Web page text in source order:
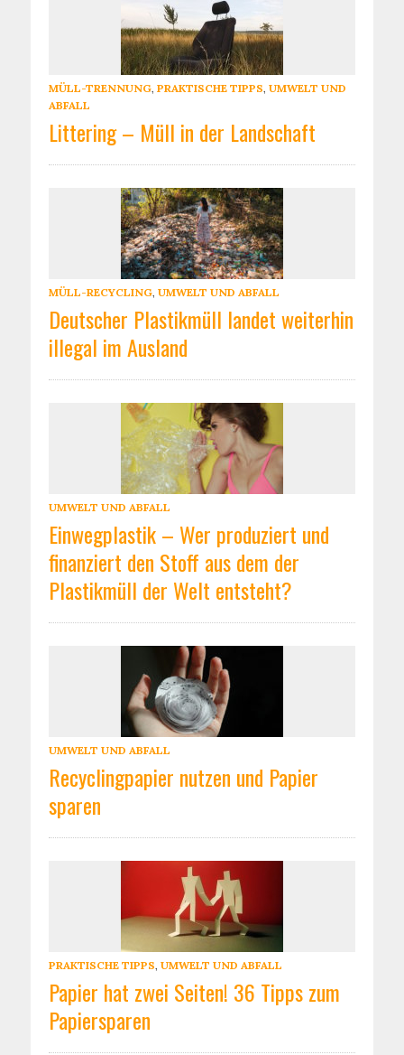
MÜLL-TRENNUNG, PRAKTISCHE TIPPS, UMWELT UND
ABFALL
Littering – Müll in der Landschaft
MÜLL-RECYCLING, UMWELT UND ABFALL
Deutscher Plastikmüll landet weiterhin
illegal im Ausland
UMWELT UND ABFALL
Einwegplastik – Wer produziert und
finanziert den Stoff aus dem der
Plastikmüll der Welt entsteht?
UMWELT UND ABFALL
Recyclingpapier nutzen und Papier
sparen
PRAKTISCHE TIPPS, UMWELT UND ABFALL
Papier hat zwei Seiten! 36 Tipps zum
Papiersparen